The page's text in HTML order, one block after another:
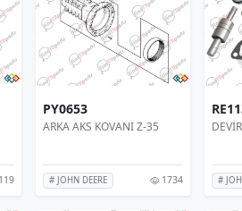
PY0653
ARKA AKS KOVANI Z-35
# JOHN DEERE 1734 #